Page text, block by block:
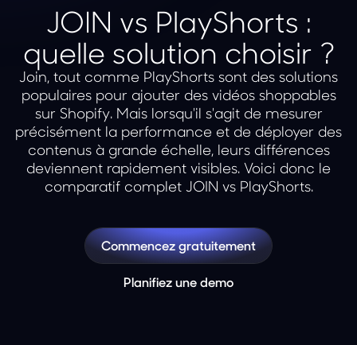
JOIN vs PlayShorts :
quelle solution choisir ?
Join, tout comme PlayShorts sont des solutions
populaires pour ajouter des vidéos shoppables
sur Shopify. Mais lorsqu'il s'agit de mesurer
précisément la performance et de déployer des
contenus à grande échelle, leurs différences
deviennent rapidement visibles. Voici donc le
comparatif complet JOIN vs PlayShorts.
Commencez gratuitement
Planifiez une demo